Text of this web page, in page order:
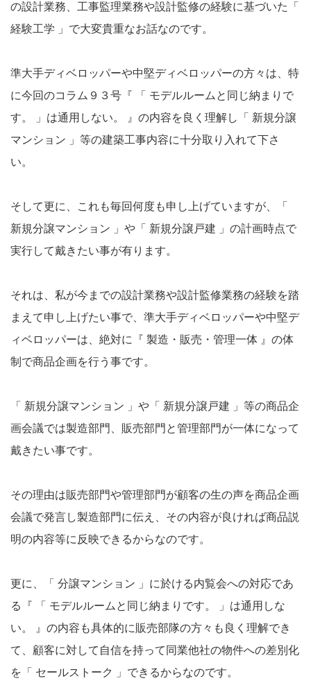
の設計業務、工事監理業務や設計監修の経験に基づいた「
経験工学 」で大変貴重なお話なのです。
準大手ディベロッパーや中堅ディベロッパーの方々は、特
に今回のコラム９３号『 「 モデルルームと同じ納まりで
す。 」は通用しない。 』の内容を良く理解し「 新規分譲
マンション 」等の建築工事内容に十分取り入れて下さ
い。
そして更に、これも毎回何度も申し上げていますが、「
新規分譲マンション 」や「 新規分譲戸建 」の計画時点で
実行して戴きたい事が有ります。
それは、私が今までの設計業務や設計監修業務の経験を踏
まえて申し上げたい事で、準大手ディベロッパーや中堅デ
ィベロッパーは、絶対に『 製造・販売・管理一体 』の体
制で商品企画を行う事です。
「 新規分譲マンション 」や「 新規分譲戸建 」等の商品企
画会議では製造部門、販売部門と管理部門が一体になって
戴きたい事です。
その理由は販売部門や管理部門が顧客の生の声を商品企画
会議で発言し製造部門に伝え、その内容が良ければ商品説
明の内容等に反映できるからなのです。
更に、「 分譲マンション 」に於ける内覧会への対応であ
る『 「 モデルルームと同じ納まりです。 」は通用しな
い。 』の内容も具体的に販売部隊の方々も良く理解でき
て、顧客に対して自信を持って同業他社の物件への差別化
を「 セールストーク 」できるからなのです。